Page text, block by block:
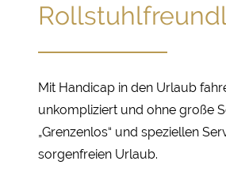
Mit Handicap in den Urlaub
unkompliziert und ohne große
„Grenzenlos“ und speziellen
sorgenfreien Urlaub.